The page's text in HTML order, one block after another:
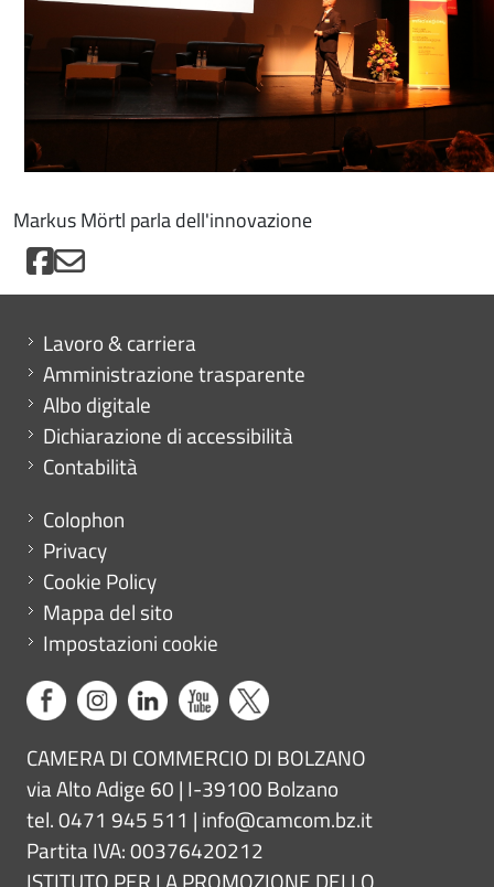
Markus Mörtl parla dell'innovazione
Mini menu di servizio
Lavoro & carriera
Amministrazione trasparente
Albo digitale
Dichiarazione di accessibilità
Contabilità
Menu footer
Colophon
Privacy
Cookie Policy
Mappa del sito
Impostazioni cookie
CAMERA DI COMMERCIO DI BOLZANO
via Alto Adige 60 | I-39100 Bolzano
tel. 0471 945 511 | info@camcom.bz.it
Partita IVA: 00376420212